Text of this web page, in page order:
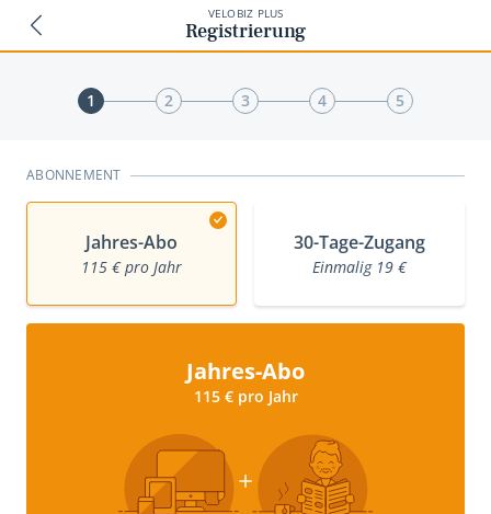
VELOBIZ PLUS
Registrierung
1 2 3 4 5
ABONNEMENT
Jahres-Abo
115 € pro Jahr
30-Tage-Zugang
Einmalig 19 €
Jahres-Abo
115 € pro Jahr